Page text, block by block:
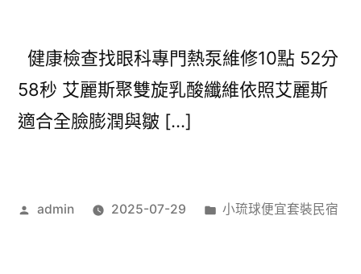
健康檢查找眼科專門熱泵維修10點 52分
58秒 艾麗斯聚雙旋乳酸纖維依照艾麗斯
適合全臉膨潤與皺 […]
作
admin 2025-07-29
分
小琉球便宜套裝民宿